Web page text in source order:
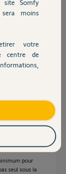
a distance
avec la
il faut le
des Heures
nécessaires
pour
seul sous la
site Somfy
moins
votre
centre de